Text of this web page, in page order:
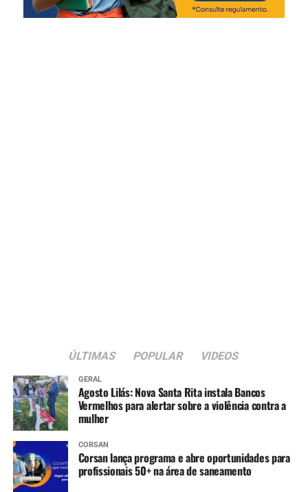
ÚLTIMAS POPULAR VIDEOS
GERAL
Agosto Lilás: Nova Santa Rita instala Bancos
Vermelhos para alertar sobre a violência contra a
mulher
CORSAN
Corsan lança programa e abre oportunidades para
profissionais 50+ na área de saneamento